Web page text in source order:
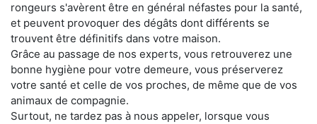
rongeurs s'avèrent être en général néfastes pour la santé,
et peuvent provoquer des dégâts dont différents se
trouvent être définitifs dans votre maison.
Grâce au passage de nos experts, vous retrouverez une
bonne hygiène pour votre demeure, vous préserverez
votre santé et celle de vos proches, de même que de vos
animaux de compagnie.
Surtout, ne tardez pas à nous appeler, lorsque vous